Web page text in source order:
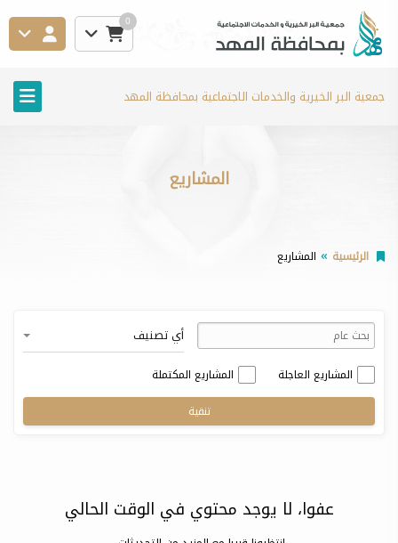
0
جمعية البر الخيرية والخدمات الاجتماعية بمحافظة المهد
المشاريع
الرئيسية المشاريع
أي تصنيف
المشاريع العاجلة
المشاريع المكتملة
تنقية
عفوا، لا يوجد محتوي في الوقت الحالي